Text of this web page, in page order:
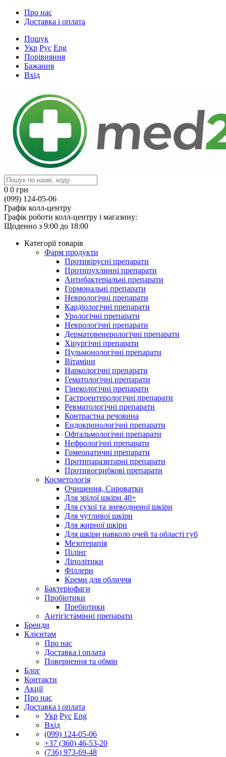
Про нас
Доставка і оплата
Пошук
Укр Рус Eng
Порівняння
Бажання
Вхід
0 0 грн
(099) 124-05-06
Графік колл-центру
Графік роботи колл-центру і магазину:
Щоденно з 9:00 до 18:00
Категорії товарів
Фарм продукти
Противірусні препарати
Протипухлинні препарати
Антибактеріальні препарати
Гормональні препарати
Неврологічні препарати
Кардіологічні препарати
Урологічні препарати
Неврологічні препарати
Дерматовенерологічні препарати
Хірургічні препарати
Пульмонологічні препарати
Вітаміни
Наркологічні препарати
Гематологічні препарати
Гінекологічні препарати
Гастроентерологічні препарати
Ревматологічні препарати
Контрастна речовина
Eндокринологічні препарати
Офтальмологічні препарати
Нефрологічні препарати
Гомеопатичні препарати
Протипаразитарні препарати
Противогрибкові препарати
Косметологія
Очищення, Сироватки
Для зрілої шкіри 40+
Для сухої та зневодненої шкіри
Для чутливої шкіри
Для жирної шкіри
Для шкіри навколо очей та області губ
Мезотерапія
Пілінг
Ліполітики
Філлери
Креми для обличчя
Бактеріофаги
Пробіотики
Пребіотики
Антігістамінні препарати
Бренди
Клієнтам
Про нас
Доставка і оплата
Повернення та обмін
Блог
Контакти
Акції
Про нас
Доставка і оплата
Укр Рус Eng
Вхід
(099) 124-05-06
+37 (360) 46-53-20
(736) 973-69-48